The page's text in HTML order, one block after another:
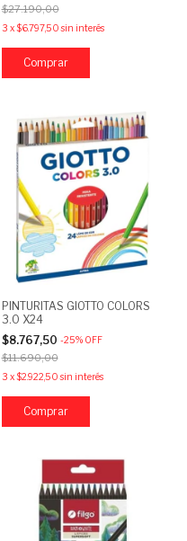
$27.190,00
3 x$6.797,50 sin interés
PINTURITAS GIOTTO COLORS
3.0 X24
$8.767,50 -25% OFF
$11.690,00
3 x$2.922,50 sin interés